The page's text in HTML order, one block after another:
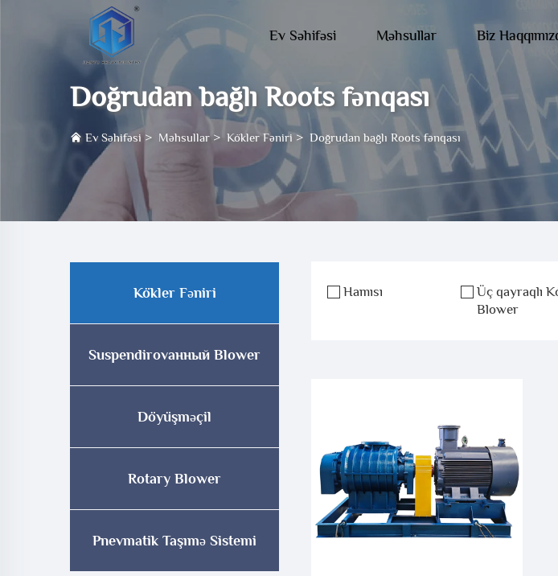
Ev Səhifəsi Məhsullar Biz
Doğrudan bağlı Roots fənqası
Ev Səhifəsi > Məhsullar> Kökler Fəniri > Doğrudan bağlı Roots fənqası
Kökler Fəniri
Suspendirovанный Blower
Döyüşməçil
Rotary Blower
Pnevmatik Taşımə Sistemi
Hamısı
Üç qayraqlı
Blower